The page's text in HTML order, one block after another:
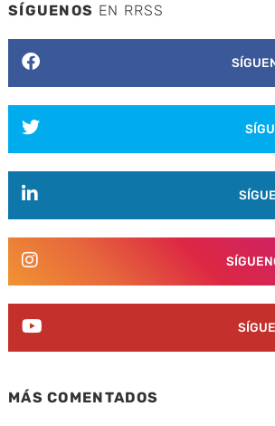
SÍGUENOS EN RRSS
MÁS COMENTADOS